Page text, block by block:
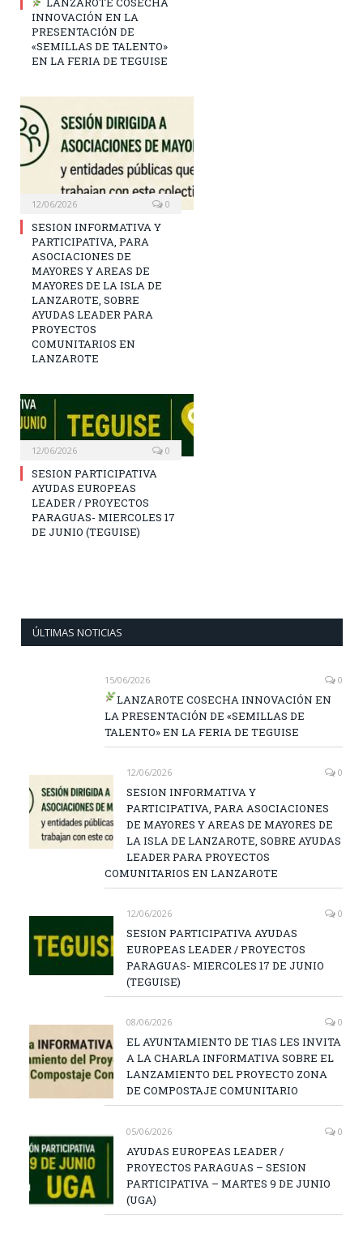
INNOVACIÓN EN LA
PRESENTACIÓN DE
«SEMILLAS DE TALENTO»
EN LA FERIA DE TEGUISE
12/06/2026 0
SESION INFORMATIVA Y
PARTICIPATIVA, PARA
ASOCIACIONES DE
MAYORES Y AREAS DE
MAYORES DE LA ISLA DE
LANZAROTE, SOBRE
AYUDAS LEADER PARA
PROYECTOS
COMUNITARIOS EN
LANZAROTE
12/06/2026 0
SESION PARTICIPATIVA
AYUDAS EUROPEAS
LEADER / PROYECTOS
PARAGUAS- MIERCOLES 17
DE JUNIO (TEGUISE)
ÚLTIMAS NOTICIAS
15/06/2026 0
LANZAROTE COSECHA INNOVACIÓN EN
LA PRESENTACIÓN DE «SEMILLAS DE
TALENTO» EN LA FERIA DE TEGUISE
12/06/2026 0
SESION INFORMATIVA Y
PARTICIPATIVA, PARA ASOCIACIONES
DE MAYORES Y AREAS DE MAYORES DE
LA ISLA DE LANZAROTE, SOBRE AYUDAS
LEADER PARA PROYECTOS
COMUNITARIOS EN LANZAROTE
12/06/2026 0
SESION PARTICIPATIVA AYUDAS
EUROPEAS LEADER / PROYECTOS
PARAGUAS- MIERCOLES 17 DE JUNIO
(TEGUISE)
08/06/2026 0
EL AYUNTAMIENTO DE TIAS LES INVITA
A LA CHARLA INFORMATIVA SOBRE EL
LANZAMIENTO DEL PROYECTO ZONA
DE COMPOSTAJE COMUNITARIO
05/06/2026 0
AYUDAS EUROPEAS LEADER /
PROYECTOS PARAGUAS – SESION
PARTICIPATIVA – MARTES 9 DE JUNIO
(UGA)